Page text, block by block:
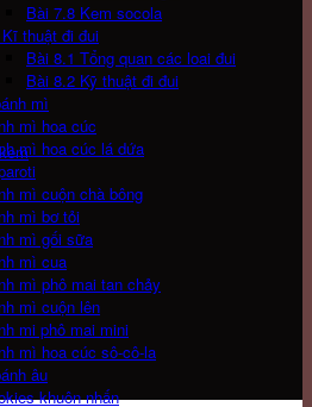
Bài 7.8 Kem socola
thuật đi đui
Bài 8.1 Tổng quan các loai đui
Bài 8.2 Kỹ thuật đi đui
mì
mì hoa cúc
mì hoa cúc lá dứa
mì cuộn chà bông
mì bơ tỏi
mì gối sữa
mì cua
mì phô mai tan chảy
mì cuộn lên
mi phô mai mini
mì hoa cúc sô-cô-la
âu
khuôn nhấn